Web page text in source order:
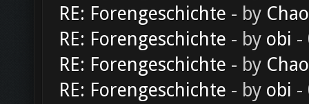
RE: Forengeschichte - by
RE: Forengeschichte - by obi -
RE: Forengeschichte - by
RE: Forengeschichte - by obi -